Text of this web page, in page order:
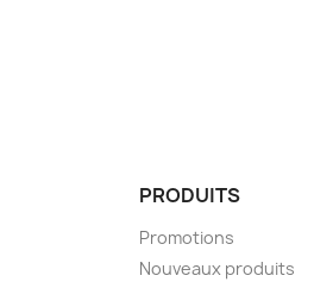
PRODUITS
Promotions
Nouveaux produits